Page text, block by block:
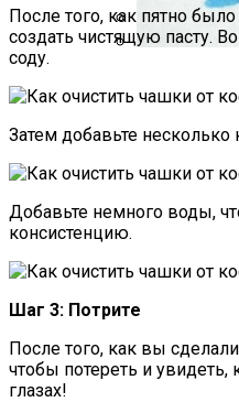
Летние
После того, как пятно
создать чистящую пасту.
соду.
Затем добавьте
Добавьте немного воды,
консистенцию.
Шаг 3: Потрите
После того, как вы сделали
чтобы потереть и увидеть,
глазах!